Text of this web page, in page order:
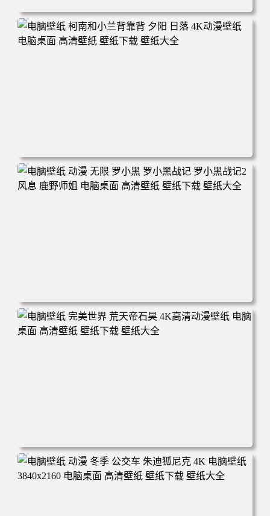
电脑壁纸 动漫 兔子朱迪 狐狸尼克 疯狂动物城 秋叶 秋天森
林 蓝天 4k壁纸 电脑桌面 高清壁纸 壁纸下载 壁纸大全
电脑壁纸 柯南和小兰背靠背 夕阳 日落 4K动漫壁纸 电脑桌
面 高清壁纸 壁纸下载 壁纸大全
电脑壁纸 动漫 无限 罗小黑 罗小黑战记 罗小黑战记2 风息
鹿野师姐 电脑桌面 高清壁纸 壁纸下载 壁纸大全
电脑壁纸 完美世界 荒天帝石昊 4K高清动漫壁纸 电脑桌面
高清壁纸 壁纸下载 壁纸大全